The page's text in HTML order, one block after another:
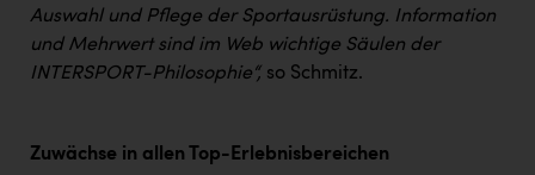
Auswahl und Pflege der Sportausrüstung. Information
und Mehrwert sind im Web wichtige Säulen der
INTERSPORT-Philosophie“, so Schmitz.
Zuwächse in allen Top-Erlebnisbereichen